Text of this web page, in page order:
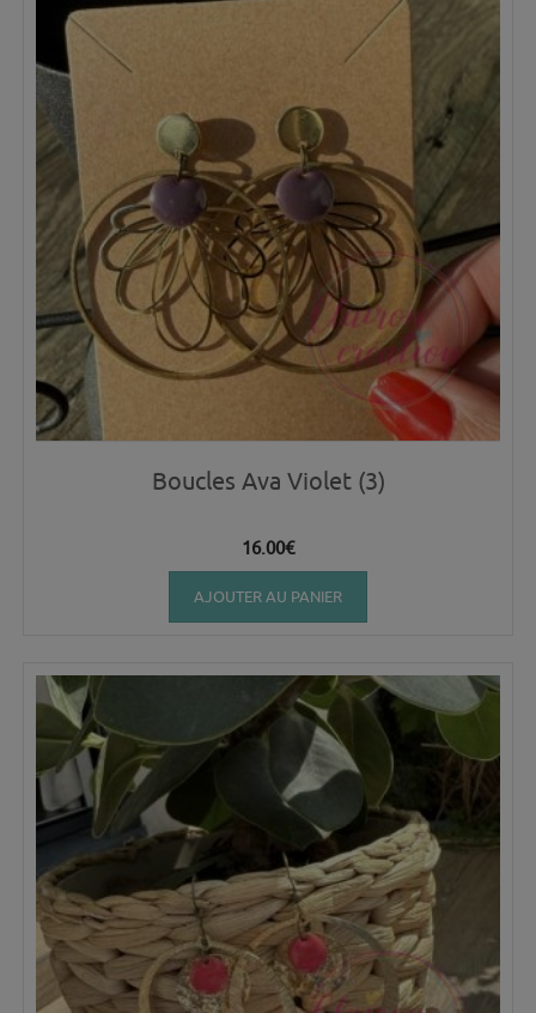
Boucles Ava Violet (3)
16.00€
AJOUTER AU PANIER